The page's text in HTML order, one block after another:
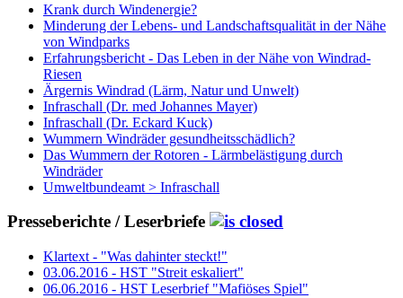
Krank durch Windenergie?
Minderung der Lebens- und Landschaftsqualität in der Nähe
von Windparks
Erfahrungsbericht - Das Leben in der Nähe von Windrad-
Riesen
Ärgernis Windrad (Lärm, Natur und Unwelt)
Infraschall (Dr. med Johannes Mayer)
Infraschall (Dr. Eckard Kuck)
Wummern Windräder gesundheitsschädlich?
Das Wummern der Rotoren - Lärmbelästigung durch
Windräder
Umweltbundeamt > Infraschall
Presseberichte / Leserbriefe
Klartext - "Was dahinter steckt!"
03.06.2016 - HST "Streit eskaliert"
06.06.2016 - HST Leserbrief "Mafiöses Spiel"